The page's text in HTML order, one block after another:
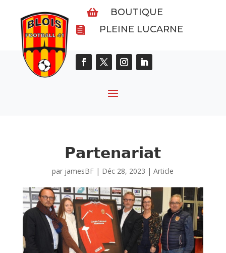
 BOUTIQUE
 PLEINE LUCARNE
𝗣𝗮𝗿𝘁𝗲𝗻𝗮𝗿𝗶𝗮𝘁
par jamesBF | Déc 28, 2023 |Article